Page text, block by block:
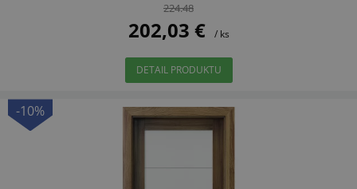
224.48
202,03 € / ks
DETAIL PRODUKTU
-10%